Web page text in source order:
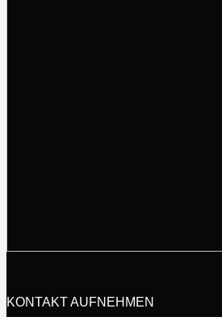
KONTAKT AUFNEHMEN